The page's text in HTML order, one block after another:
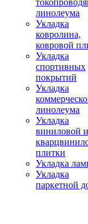
линолеума
Укладка
ковролина,
ковровой
Укладка
спортивных
покрытий
Укладка
линолеума
Укладка
виниловой и
плитки
Укладка
Укладка
паркетной